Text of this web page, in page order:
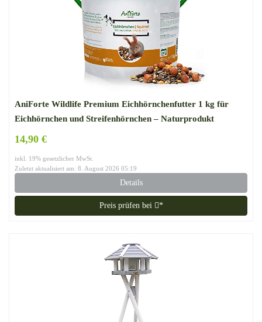
AniForte Wildlife Premium Eichhörnchenfutter 1 kg für
Eichhörnchen und Streifenhörnchen – Naturprodukt
Fütterung – Unsere Spezial Futtermischung
14,90 €
inkl. 19% gesetzlicher MwSt.
Zuletzt aktualisiert am: 8. August 2026 05:19
Details
Preis prüfen bei *